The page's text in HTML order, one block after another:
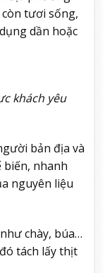
tươi sống,
dần hoặc
khách yêu
bản địa và
biến, nhanh
nguyên liệu
chày, búa…
tách lấy thịt